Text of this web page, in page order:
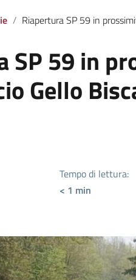
Riapertura SP 59 in prossimità dell’incrocio Gello
SP 59 in
Gello
Tempo di lettura:
< 1 min